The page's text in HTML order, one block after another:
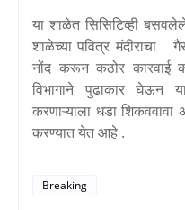
या शाळेत सिसिटिव्ही
शाळेच्या पवित्र मंदीराचा
नोंद करून कठोर कारवाई
विभागाने पुढाकार घेऊन
करणाऱ्याला धडा शिकववावा
करण्यात येत आहे .
Breaking